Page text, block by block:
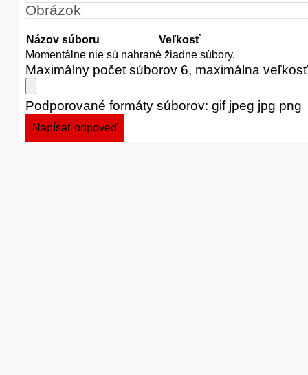
Obrázok
Názov súboru
Veľkosť
Momentálne nie sú nahrané žiadne súbory.
Maximálny počet súborov 6, maximálna
Podporované formáty súborov: gif jpeg jpg png